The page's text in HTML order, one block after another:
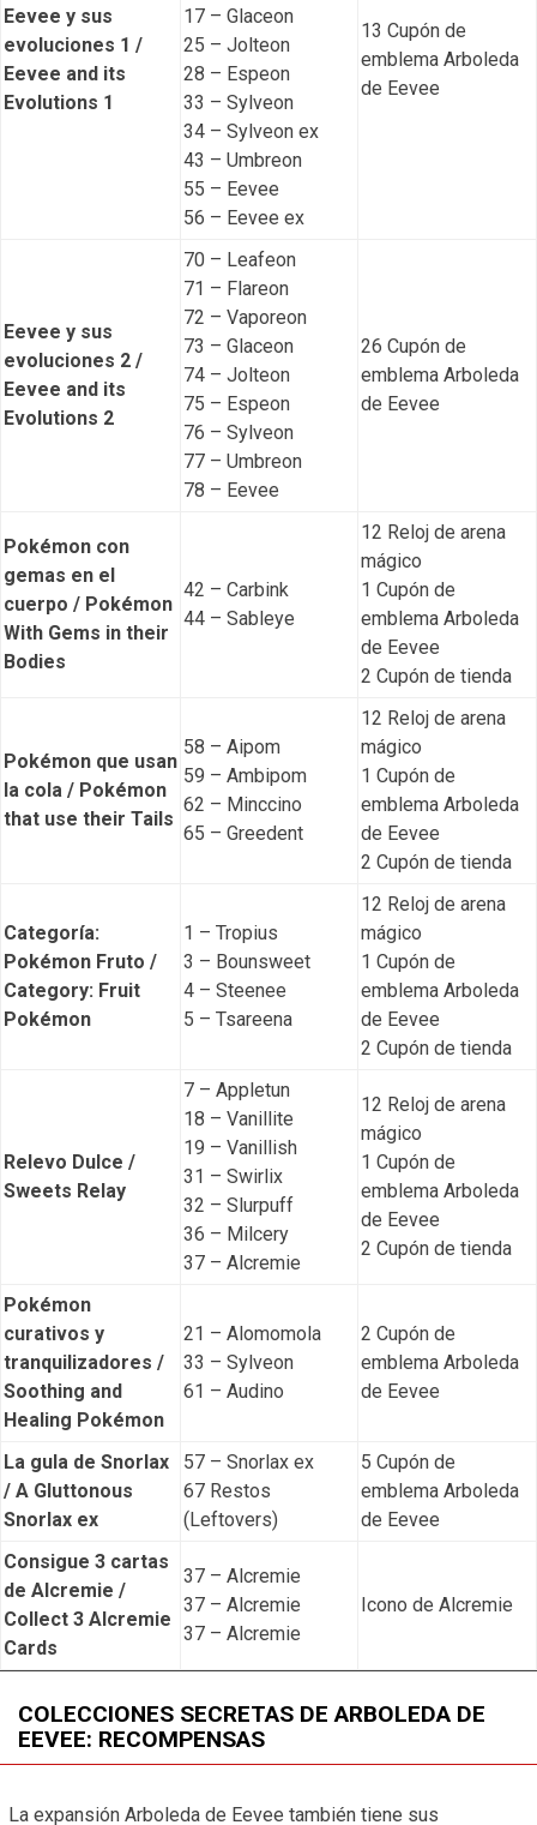
Eevee y sus
evoluciones 1 /
Eevee and its
Evolutions 1
17 – Glaceon
25 – Jolteon
28 – Espeon
33 – Sylveon
34 – Sylveon ex
43 – Umbreon
55 – Eevee
56 – Eevee ex
13 Cupón de
emblema Arboleda
de Eevee
Eevee y sus
evoluciones 2 /
Eevee and its
Evolutions 2
70 – Leafeon
71 – Flareon
72 – Vaporeon
73 – Glaceon
74 – Jolteon
75 – Espeon
76 – Sylveon
77 – Umbreon
78 – Eevee
26 Cupón de
emblema Arboleda
de Eevee
Pokémon con
gemas en el
cuerpo / Pokémon
With Gems in their
Bodies
42 – Carbink
44 – Sableye
12 Reloj de arena
mágico
1 Cupón de
emblema Arboleda
de Eevee
2 Cupón de tienda
Pokémon que usan
la cola / Pokémon
that use their Tails
58 – Aipom
59 – Ambipom
62 – Minccino
65 – Greedent
12 Reloj de arena
mágico
1 Cupón de
emblema Arboleda
de Eevee
2 Cupón de tienda
Categoría:
Pokémon Fruto /
Category: Fruit
Pokémon
1 – Tropius
3 – Bounsweet
4 – Steenee
5 – Tsareena
12 Reloj de arena
mágico
1 Cupón de
emblema Arboleda
de Eevee
2 Cupón de tienda
Relevo Dulce /
Sweets Relay
7 – Appletun
18 – Vanillite
19 – Vanillish
31 – Swirlix
32 – Slurpuff
36 – Milcery
37 – Alcremie
12 Reloj de arena
mágico
1 Cupón de
emblema Arboleda
de Eevee
2 Cupón de tienda
Pokémon
curativos y
tranquilizadores /
Soothing and
Healing Pokémon
21 – Alomomola
33 – Sylveon
61 – Audino
2 Cupón de
emblema Arboleda
de Eevee
La gula de Snorlax
/ A Gluttonous
Snorlax ex
57 – Snorlax ex
67 Restos
(Leftovers)
5 Cupón de
emblema Arboleda
de Eevee
Consigue 3 cartas
de Alcremie /
Collect 3 Alcremie
Cards
37 – Alcremie
37 – Alcremie
37 – Alcremie
Icono de Alcremie
COLECCIONES SECRETAS DE ARBOLEDA DE
EEVEE: RECOMPENSAS
La expansión Arboleda de Eevee también tiene sus